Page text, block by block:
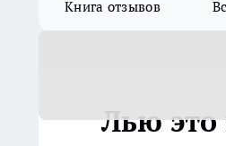
Книга отзывов
Лью это